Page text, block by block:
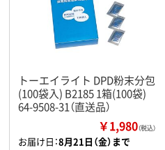
トーエイライト DPD粉末分包
(100袋入) B2185 1箱(100袋)
64-9508-31（直送品）
￥1,980（税込）
お届け日：8月21日（金）まで